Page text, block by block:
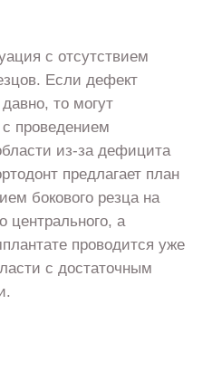
с отсутствием
Если дефект
то могут
проведением
из-за дефицита
предлагает план
бокового резца на
центрального, а
проводится уже
с достаточным